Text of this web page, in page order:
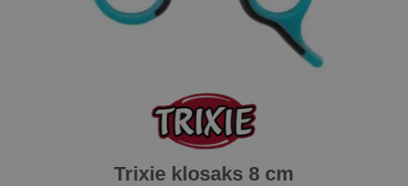
Trixie klosaks 8 cm